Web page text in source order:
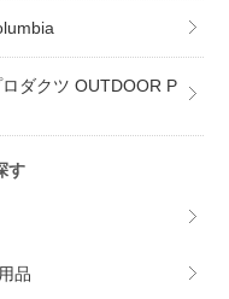
ダクツ OUTDOOR P
す
品